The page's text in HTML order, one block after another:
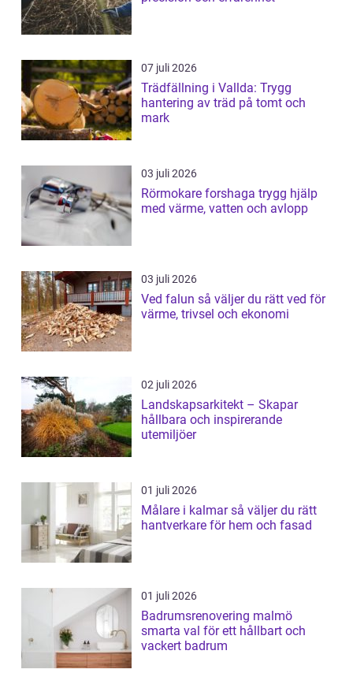
07 juli 2026
Trädfällning i Vallda: Trygg
hantering av träd på tomt och
mark
03 juli 2026
Rörmokare forshaga trygg hjälp
med värme, vatten och avlopp
03 juli 2026
Ved falun så väljer du rätt ved för
värme, trivsel och ekonomi
02 juli 2026
Landskapsarkitekt – Skapar
hållbara och inspirerande
utemiljöer
01 juli 2026
Målare i kalmar så väljer du rätt
hantverkare för hem och fasad
01 juli 2026
Badrumsrenovering malmö
smarta val för ett hållbart och
vackert badrum